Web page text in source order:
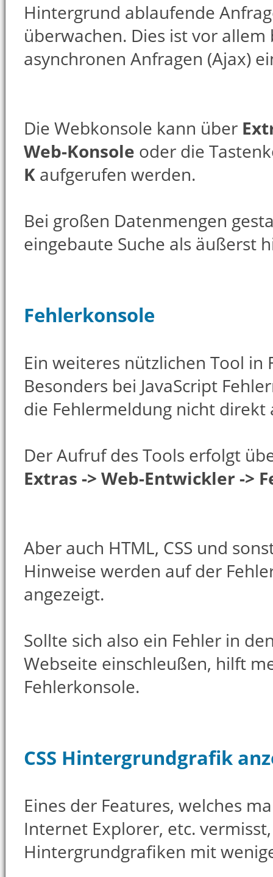
Hintergrund ablaufende
überwachen. Dies ist vor allem
asynchronen Anfragen (Ajax)
Die Webkonsole kann über
Web-Konsole oder die
K aufgerufen werden.
Bei großen Datenmengen
eingebaute Suche als äußerst
Fehlerkonsole
Ein weiteres nützlichen Tool in
Besonders bei JavaScript
die Fehlermeldung nicht direkt
Der Aufruf des Tools erfolgt
Extras -> Web-Entwickler ->
Aber auch HTML, CSS und
Hinweise werden auf der
angezeigt.
Sollte sich also ein Fehler in
Webseite einschleußen, hilft
Fehlerkonsole.
CSS Hintergrundgrafik
Eines der Features, welches
Internet Explorer, etc.
Hintergrundgrafiken mit